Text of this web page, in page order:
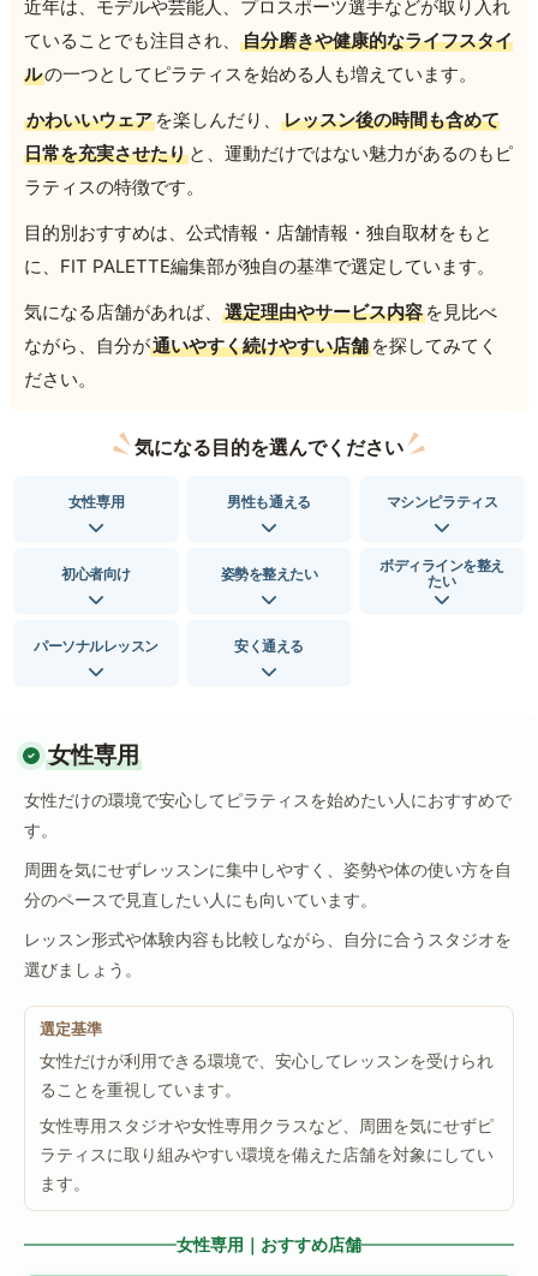
近年は、モデルや芸能人、プロスポーツ選手などが取り入れ
ていることでも注目され、
自分磨きや健康的なライフスタイ
ルの一つとしてピラティスを始める人も増えています。
かわいいウェア を楽しんだり、
レッスン後の時間も含めて
日常を充実させたり と、運動だけではない魅力があるのもピ
ラティスの特徴です。
目的別おすすめは、公式情報・店舗情報・独自取材をもと
に、FIT PALETTE編集部が独自の基準で選定しています。
気になる店舗があれば、
選定理由やサービス内容 を見比べ
ながら、自分が通いやすく続けやすい店舗 を探してみてく
ださい。
気になる目的を選んでください
女性専用 男性も通える マシンピラティス
初心者向け 姿勢を整えたい
ボディラインを整え
たい
パーソナルレッスン 安く通える
女性専用
女性だけの環境で安心してピラティスを始めたい人におすすめで
す。
周囲を気にせずレッスンに集中しやすく、姿勢や体の使い方を自
分のペースで見直したい人にも向いています。
レッスン形式や体験内容も比較しながら、自分に合うスタジオを
選びましょう。
選定基準
女性だけが利用できる環境で、安心してレッスンを受けられ
ることを重視しています。
女性専用スタジオや女性専用クラスなど、周囲を気にせずピ
ラティスに取り組みやすい環境を備えた店舗を対象にしてい
ます。
女性専用｜おすすめ店舗